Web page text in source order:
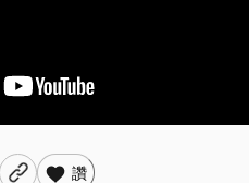
讚